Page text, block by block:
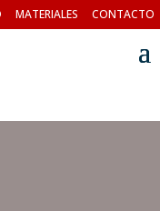
MATERIALES CONTACTO